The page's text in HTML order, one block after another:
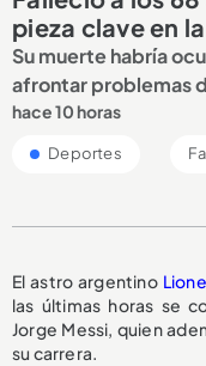
pieza clave en
Su muerte habría
afrontar problemas
hace 10 horas
Deportes
El astro argentino
las últimas horas se
Jorge Messi, quien
su carrera.